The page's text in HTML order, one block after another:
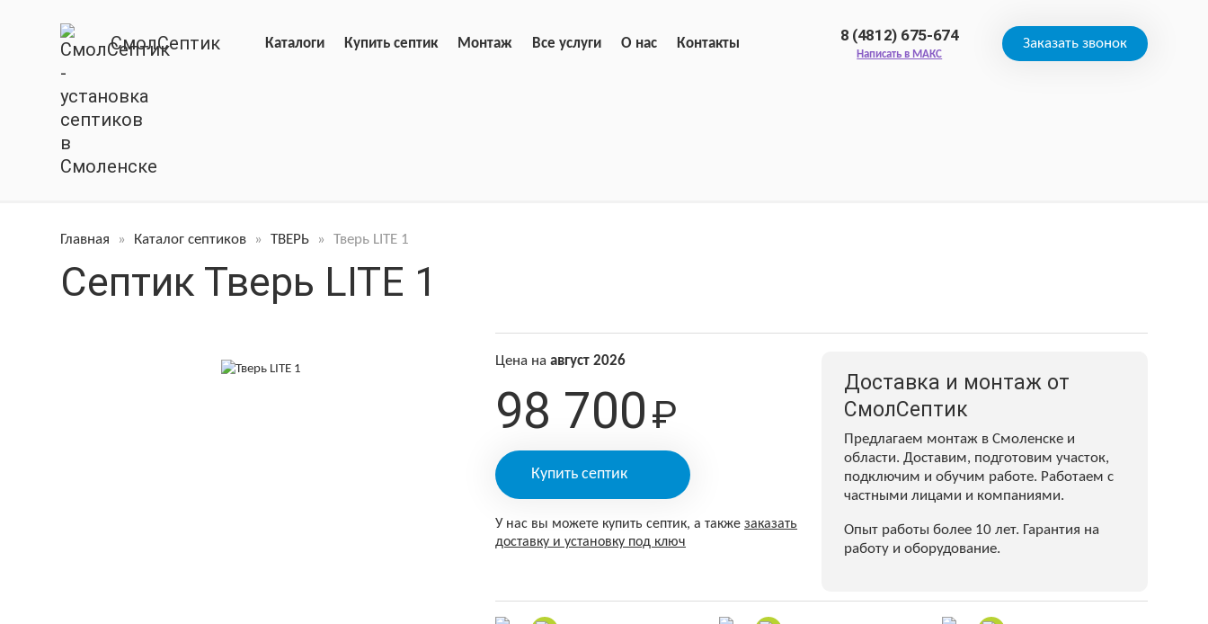
СмолСептик Заказать звонок
8 (4812) 675-674
Написать в МАКС
Каталоги Купить септик Монтаж Все услуги О нас Контакты
Главная » Каталог септиков » ТВЕРЬ » Тверь LITE 1
Септик Тверь LITE 1
Цена наавгуст 2026
98 700₽
Купить септик
У нас вы можете купить септик, а такжезаказать
доставку и установку под ключ
Доставка и монтаж от
СмолСептик
Предлагаем монтаж в Смоленске и
области. Доставим, подготовим участок,
подключим и обучим работе. Работаем с
частными лицами и компаниями.
Опыт работы более 10 лет. Гарантия на
работу и оборудование.